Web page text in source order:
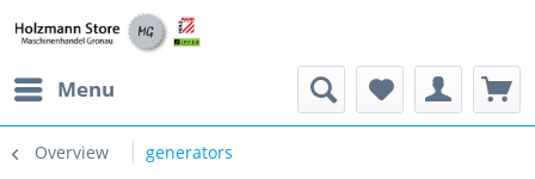
Menu
Overview generators